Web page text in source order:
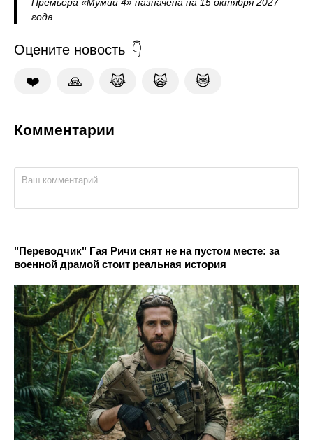
Премьера «Мумии 4» назначена на 15 октября 2027
года.
Оцените новость
❤️ 🙏 😹 🙀 😿
Комментарии
"Переводчик" Гая Ричи снят не на пустом месте: за
военной драмой стоит реальная история